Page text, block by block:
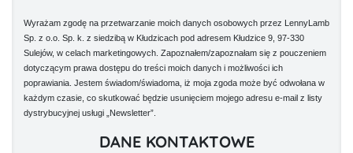
Wyrażam zgodę na przetwarzanie moich danych osobowych przez LennyLamb
Sp. z o.o. Sp. k. z siedzibą w Kłudzicach pod adresem Kłudzice 9, 97-330
Sulejów, w celach marketingowych. Zapoznałem/zapoznałam się z pouczeniem
dotyczącym prawa dostępu do treści moich danych i możliwości ich
poprawiania. Jestem świadom/świadoma, iż moja zgoda może być odwołana w
każdym czasie, co skutkować będzie usunięciem mojego adresu e-mail z listy
dystrybucyjnej usługi „Newsletter”.
DANE KONTAKTOWE